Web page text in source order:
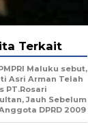
Terkait
Maluku sebut,
Asri Arman Telah
PT.Rosari
Jauh Sebelum
DPRD 2009